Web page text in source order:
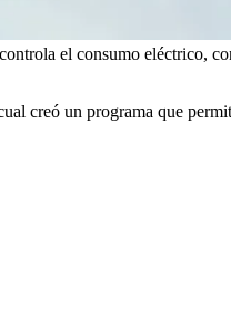
el consumo eléctrico,
creó un programa que